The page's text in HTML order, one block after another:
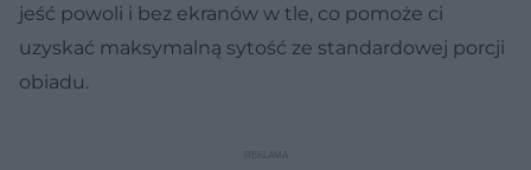
jeść powoli i bez ekranów w tle, co pomoże ci
uzyskać maksymalną sytość ze standardowej porcji
obiadu.